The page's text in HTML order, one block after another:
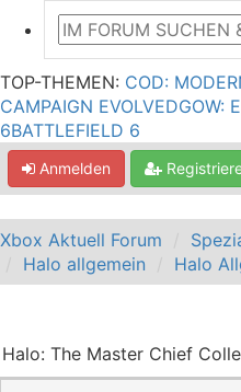
TOP-THEMEN: COD:
CAMPAIGN EVOLVEDGOW:
6BATTLEFIELD 6
Anmelden
Xbox Aktuell Forum
Halo allgemein
Halo
Halo: The Master Chief